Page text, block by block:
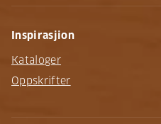
Inspirasjion
Kataloger
Oppskrifter